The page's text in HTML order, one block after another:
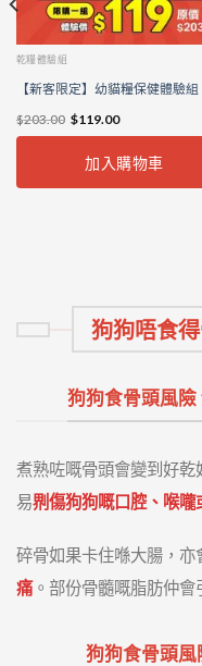
乾糧體驗組
【新客限定】幼貓糧保健體驗組
$203.00 $119.00
加入購物車
狗狗唔食
狗狗食骨頭風險
煮熟咗嘅骨頭會變到好
易𠝹傷狗狗嘅口腔、喉嚨
碎骨如果卡住喺大腸，亦
痛。部份骨髓嘅脂肪仲會
狗狗食骨頭風